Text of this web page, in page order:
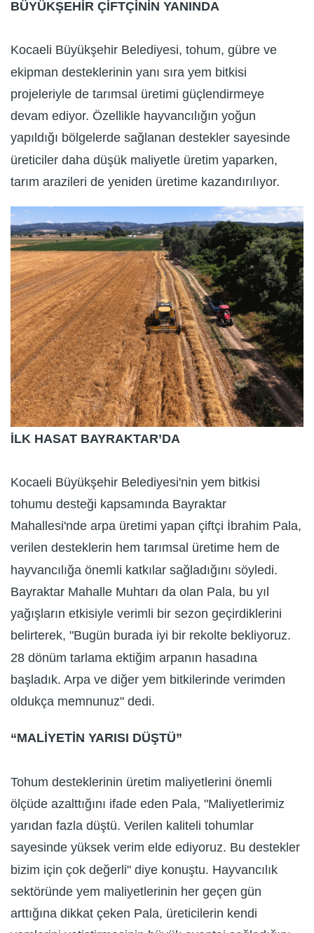
BÜYÜKŞEHİR ÇİFTÇİNİN YANINDA
Kocaeli Büyükşehir Belediyesi, tohum, gübre ve
ekipman desteklerinin yanı sıra yem bitkisi
projeleriyle de tarımsal üretimi güçlendirmeye
devam ediyor. Özellikle hayvancılığın yoğun
yapıldığı bölgelerde sağlanan destekler sayesinde
üreticiler daha düşük maliyetle üretim yaparken,
tarım arazileri de yeniden üretime kazandırılıyor.
İLK HASAT BAYRAKTAR’DA
Kocaeli Büyükşehir Belediyesi'nin yem bitkisi
tohumu desteği kapsamında Bayraktar
Mahallesi'nde arpa üretimi yapan çiftçi İbrahim Pala,
verilen desteklerin hem tarımsal üretime hem de
hayvancılığa önemli katkılar sağladığını söyledi.
Bayraktar Mahalle Muhtarı da olan Pala, bu yıl
yağışların etkisiyle verimli bir sezon geçirdiklerini
belirterek, "Bugün burada iyi bir rekolte bekliyoruz.
28 dönüm tarlama ektiğim arpanın hasadına
başladık. Arpa ve diğer yem bitkilerinde verimden
oldukça memnunuz" dedi.
“MALİYETİN YARISI DÜŞTÜ”
Tohum desteklerinin üretim maliyetlerini önemli
ölçüde azalttığını ifade eden Pala, "Maliyetlerimiz
yarıdan fazla düştü. Verilen kaliteli tohumlar
sayesinde yüksek verim elde ediyoruz. Bu destekler
bizim için çok değerli" diye konuştu. Hayvancılık
sektöründe yem maliyetlerinin her geçen gün
arttığına dikkat çeken Pala, üreticilerin kendi